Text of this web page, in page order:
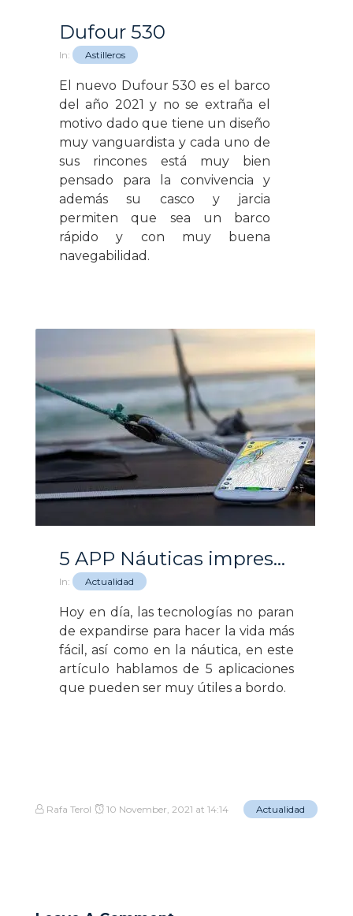
Dufour 530
In: Astilleros
El nuevo Dufour 530 es el barco
del año 2021 y no se extraña el
motivo dado que tiene un diseño
muy vanguardista y cada uno de
sus rincones está muy bien
pensado para la convivencia y
además su casco y jarcia
permiten que sea un barco
rápido y con muy buena
navegabilidad.
5 APP Náuticas imprescindibles
In: Actualidad
Hoy en día, las tecnologías no paran
de expandirse para hacer la vida más
fácil, así como en la náutica, en este
artículo hablamos de 5 aplicaciones
que pueden ser muy útiles a bordo.
Rafa Terol 10 November, 2021 at 14:14 Actualidad